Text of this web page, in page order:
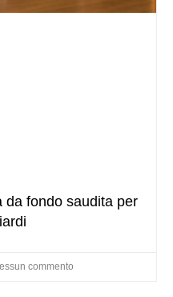
da fondo saudita per
commento